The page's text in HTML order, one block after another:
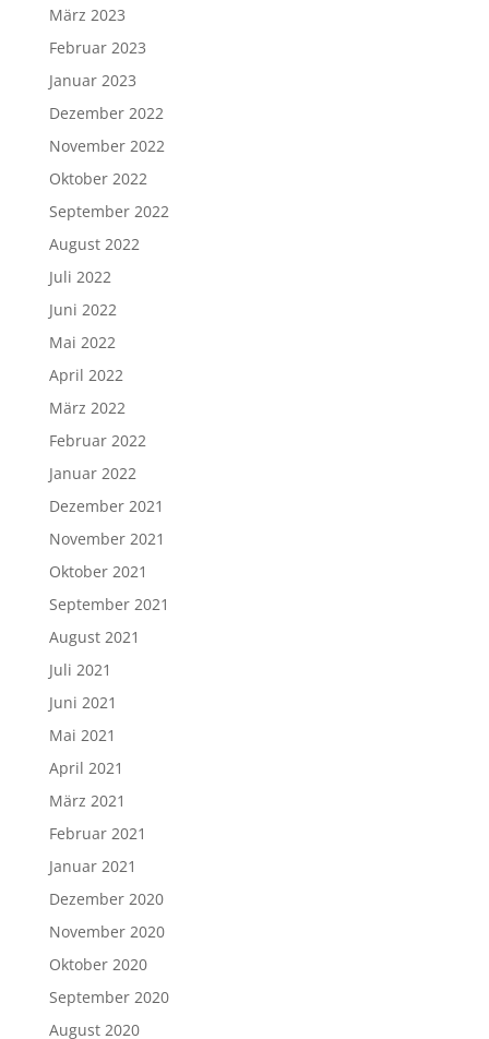
März 2023
Februar 2023
Januar 2023
Dezember 2022
November 2022
Oktober 2022
September 2022
August 2022
Juli 2022
Juni 2022
Mai 2022
April 2022
März 2022
Februar 2022
Januar 2022
Dezember 2021
November 2021
Oktober 2021
September 2021
August 2021
Juli 2021
Juni 2021
Mai 2021
April 2021
März 2021
Februar 2021
Januar 2021
Dezember 2020
November 2020
Oktober 2020
September 2020
August 2020